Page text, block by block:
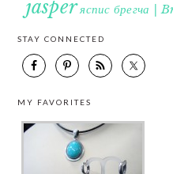
jasperяспис брегча |
STAY CONNECTED
MY FAVORITES